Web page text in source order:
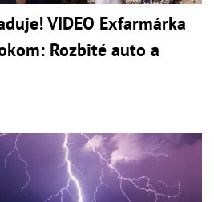
VIDEO Exfarmárka
Rozbité auto a